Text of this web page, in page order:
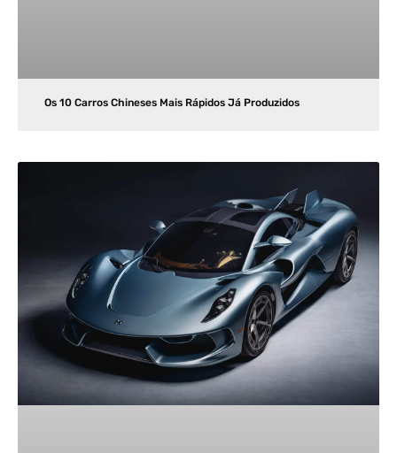
Os 10 Carros Chineses Mais Rápidos Já Produzidos